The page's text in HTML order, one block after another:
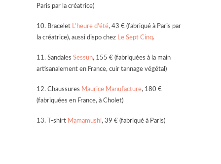
Paris par la créatrice)
10. Bracelet L’heure d’été, 43 € (fabriqué à Paris par
la créatrice), aussi dispo chez Le Sept Cinq.
11. Sandales Sessun, 155 € (fabriquées à la main
artisanalement en France, cuir tannage végétal)
12. Chaussures Maurice Manufacture, 180 €
(fabriquées en France, à Cholet)
13. T-shirt Mamamushi, 39 € (fabriqué à Paris)